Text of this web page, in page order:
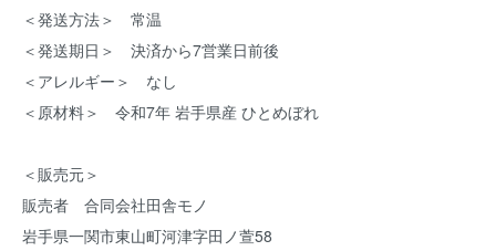
＜発送方法＞ 常温
＜発送期日＞ 決済から7営業日前後
＜アレルギー＞ なし
＜原材料＞ 令和7年 岩手県産 ひとめぼれ
＜販売元＞
販売者 合同会社田舎モノ
岩手県一関市東山町河津字田ノ萱58